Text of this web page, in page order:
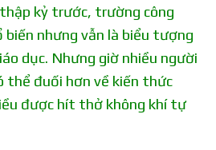
kỷ trước, trường công
biến nhưng vẫn là biểu tượng
dục. Nhưng giờ nhiều người
thể đuối hơn về kiến thức
được hít thở không khí tự